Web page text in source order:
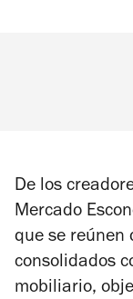
De los
Mercado
que se reúnen
consolidados
mobiliario,